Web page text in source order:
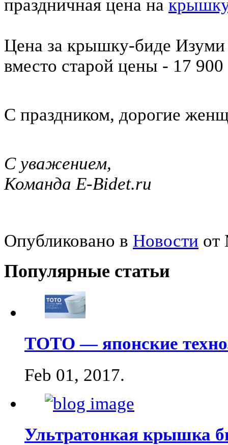
праздничная цена на
Цена за крышку-биде
вместо старой цены - 17 900
С праздником, дорогие
С уважением,
Команда E-Bidet.ru
Опубликовано в Новости от
Популярные статьи
ТОТО — японские
Feb 01, 2017.
Ультратонкая крышка